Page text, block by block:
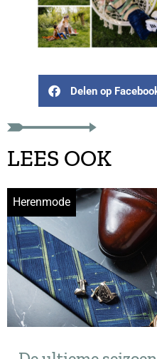
Delen op
LEES OOK
Herenmode